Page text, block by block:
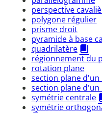
perspective
polygone régulier
prisme droit
pyramide à base
quadrilatère
régionnement du
rotation plane
section plane d'un
section plane d'un
symétrie centrale
symétrie